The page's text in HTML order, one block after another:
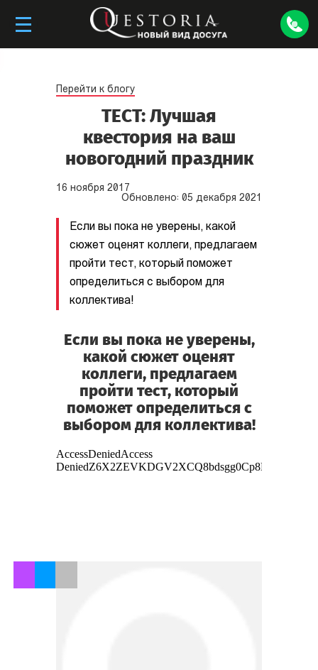
Перейти к блогу
ТЕСТ: Лучшая
квестория на ваш
новогодний праздник
16 ноября 2017
Обновлено: 05 декабря 2021
Если вы пока не уверены, какой
сюжет оценят коллеги, предлагаем
пройти тест, который поможет
определиться с выбором для
коллектива!
Если вы пока не уверены,
какой сюжет оценят
коллеги, предлагаем
пройти тест, который
поможет определиться с
выбором для коллектива!